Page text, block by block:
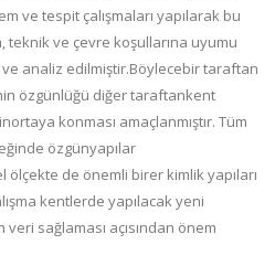
ve tespit çalışmaları yapılarak bu
teknik ve çevre koşullarına uyumu
analiz edilmiştir.Böylecebirtaraftan
özgünlüğü diğer taraftankent
ortaya konması amaçlanmıştır. Tüm
özgünyapılar
ölçekte de önemli birer kimlik yapıları
kentlerde yapılacak yeni
veri sağlaması açısından önem